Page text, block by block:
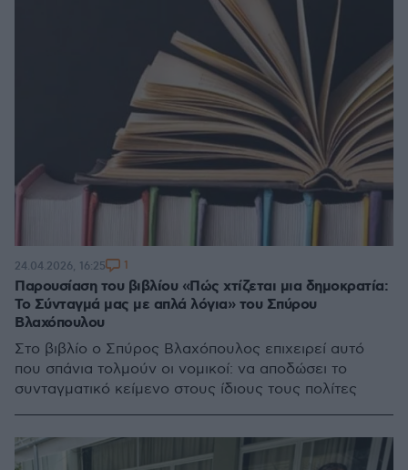
Παρουσίαση του βιβλίου «Πώς χτίζεται μια δημοκρατία:
Το Σύνταγμά μας με απλά λόγια» του Σπύρου
Βλαχόπουλου
Στο βιβλίο ο Σπύρος Βλαχόπουλος επιχειρεί αυτό
που σπάνια τολμούν οι νομικοί: να αποδώσει το
συνταγματικό κείμενο στους ίδιους τους πολίτες
24.04.2026, 16:25 1